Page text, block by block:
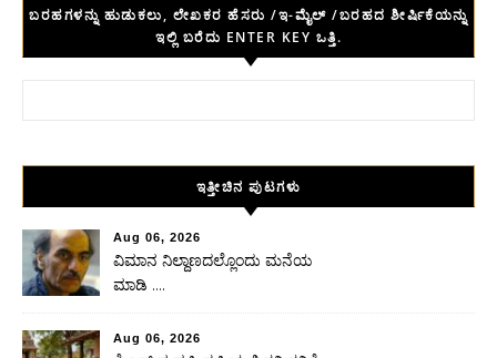
ಬರಹಗಳನ್ನು ಹುಡುಕಲು, ಲೇಖಕರ ಹೆಸರು /ಇ-ಮೈಲ್ /ಬರಹದ ಶೀರ್ಷಿಕೆಯನ್ನು
ಇಲ್ಲಿ ಬರೆದು ENTER KEY ಒತ್ತಿ.
ಇತ್ತೀಚಿನ ಪುಟಗಳು
Aug 06, 2026
ವಿಮಾನ ನಿಲ್ದಾಣದಲ್ಲೊಂದು ಮನೆಯ
ಮಾಡಿ ….
Aug 06, 2026